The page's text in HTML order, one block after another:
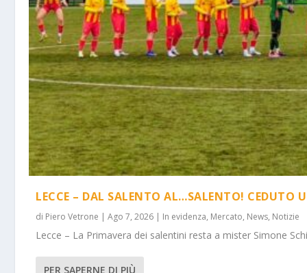
LECCE – DAL SALENTO AL…SALENTO! CEDUTO
di Piero Vetrone |Ago 7, 2026 | In evidenza, Mercato, News, Notizie
Lecce – La Primavera dei salentini resta a mister Simone
PER SAPERNE DI PIÙ